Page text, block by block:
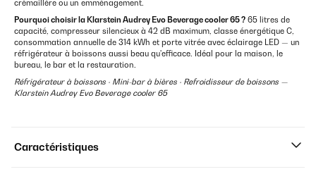
crémaillère ou un emménagement.
Pourquoi choisir la Klarstein Audrey Evo Beverage cooler 65 ? 65 litres de
capacité, compresseur silencieux à 42 dB maximum, classe énergétique C,
consommation annuelle de 314 kWh et porte vitrée avec éclairage LED — un
réfrigérateur à boissons aussi beau qu'efficace. Idéal pour la maison, le
bureau, le bar et la restauration.
Réfrigérateur à boissons · Mini-bar à bières · Refroidisseur de boissons —
Klarstein Audrey Evo Beverage cooler 65
Caractéristiques